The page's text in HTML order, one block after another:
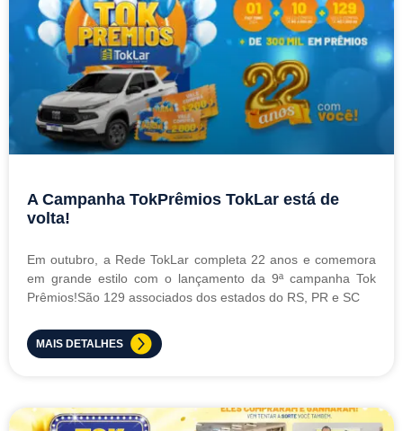
A Campanha TokPrêmios TokLar está de
volta!
Em outubro, a Rede TokLar completa 22 anos e comemora
em grande estilo com o lançamento da 9ª campanha Tok
Prêmios!São 129 associados dos estados do RS, PR e SC
MAIS DETALHES